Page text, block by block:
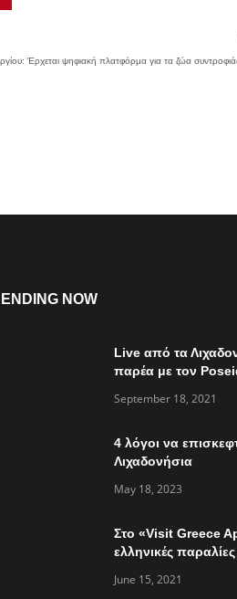
NOW
Live από τα
παρέα με τον
συμβαίνει”
September 18, 2021
4 λόγοι να
Λιχαδονήσια
May 18, 2023
Στο «Visit Greece
ελληνικές
June 15, 2021